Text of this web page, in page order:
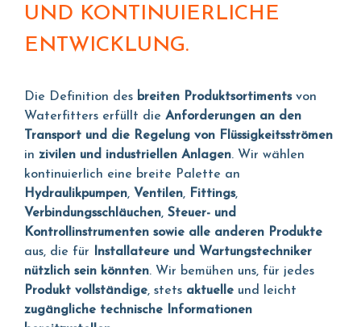
UND KONTINUIERLICHE
ENTWICKLUNG.
Die Definition des breiten Produktsortimentsvon
Waterfitters erfüllt die Anforderungen an den
Transport und die Regelung von Flüssigkeitsströmen
in zivilen und industriellen Anlagen. Wir wählen
kontinuierlich eine breite Palette an
Hydraulikpumpen, Ventilen, Fittings,
Verbindungsschläuchen, Steuer- und
Kontrollinstrumenten sowie alle anderen Produkte
aus, die für
Installateure und Wartungstechniker
nützlich sein könnten. Wir bemühen uns, für jedes
Produkt vollständige, stets aktuelle und leicht
zugängliche technische Informationen